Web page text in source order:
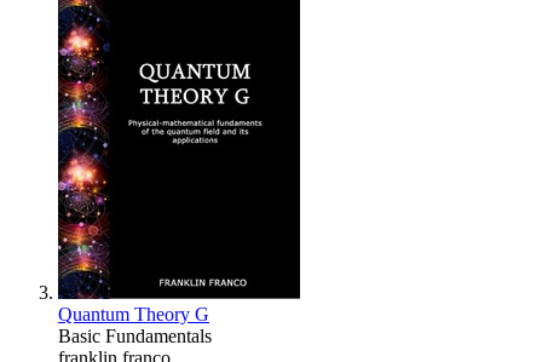
Quantum Theory G
Basic Fundamentals
franklin franco